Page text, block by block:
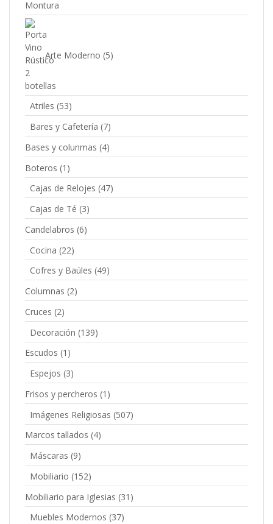
Arte Moderno (5)
Atriles (53)
Bares y Cafetería (7)
Bases y colunmas (4)
Boteros (1)
Cajas de Relojes (47)
Cajas de Té (3)
Candelabros (6)
Cocina (22)
Cofres y Baúles (49)
Columnas (2)
Cruces (2)
Decoración (139)
Escudos (1)
Espejos (3)
Frisos y percheros (1)
Imágenes Religiosas (507)
Marcos tallados (4)
Máscaras (9)
Mobiliario (152)
Mobiliario para Iglesias (31)
Muebles Modernos (37)